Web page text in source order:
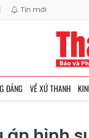
| Tin mới
ĐẢNG VỀ XỨ THANH